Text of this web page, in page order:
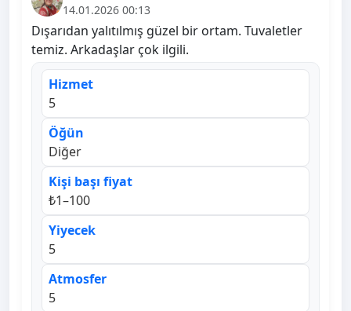
14.01.2026 00:13
Dışarıdan yalıtılmış güzel bir ortam. Tuvaletler
temiz. Arkadaşlar çok ilgili.
Hizmet
5
Öğün
Diğer
Kişi başı fiyat
₺1–100
Yiyecek
5
Atmosfer
5